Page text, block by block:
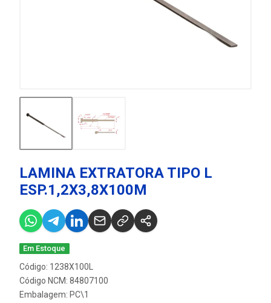
LAMINA EXTRATORA TIPO L
ESP.1,2X3,8X100M
Em Estoque
Código: 1238X100L
Código NCM: 84807100
Embalagem: PC\1